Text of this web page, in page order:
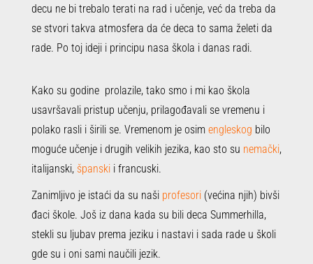
decu ne bi trebalo terati na rad i učenje, već da treba da
se stvori takva atmosfera da će deca to sama želeti da
rade. Po toj ideji i principu nasa škola i danas radi.
Kako su godine prolazile, tako smo i mi kao škola
usavršavali pristup učenju, prilagođavali se vremenu i
polako rasli i širili se. Vremenom je osim engleskog bilo
moguće učenje i drugih velikih jezika, kao sto su nemački,
italijanski, španskii francuski.
Zanimljivo je istaći da su naši profesori(većina njih) bivši
đaci škole. Još iz dana kada su bili deca Summerhilla,
stekli su ljubav prema jeziku i nastavi i sada rade u školi
gde su i oni sami naučili jezik.